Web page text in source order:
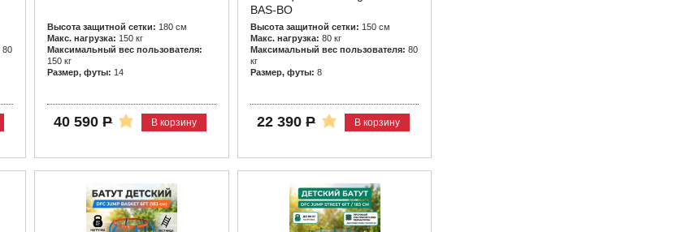
80
Высота защитной сетки: 180 см
Макс. нагрузка: 150 кг
Максимальный вес пользователя:
150 кг
Размер, футы: 14
40 590Р В корзину
BAS-BO
Высота защитной сетки: 150 см
Макс. нагрузка: 80 кг
Максимальный вес пользователя: 80
кг
Размер, футы: 8
22 390Р В корзину